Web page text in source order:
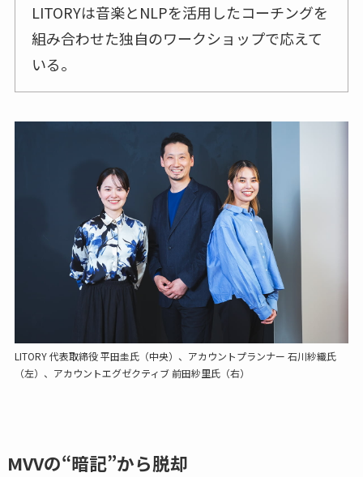
LITORYは音楽とNLPを活用したコーチングを
組み合わせた独自のワークショップで応えて
いる。
LITORY 代表取締役 平田圭氏（中央）、アカウントプランナー 石川紗織氏
（左）、アカウントエグゼクティブ 前田紗里氏（右）
MVVの“暗記”から脱却